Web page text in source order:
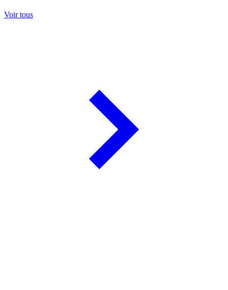
Voir tous